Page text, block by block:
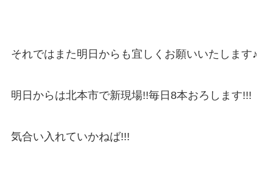
それではまた明日からも宜しくお願いいたします♪
明日からは北本市で新現場!!毎日8本おろします!!!
気合い入れていかねば!!!